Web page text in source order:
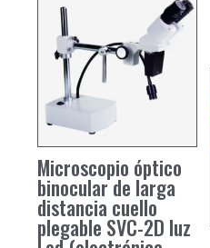
Microscopio óptico
binocular de larga
distancia cuello
plegable SVC-2D luz